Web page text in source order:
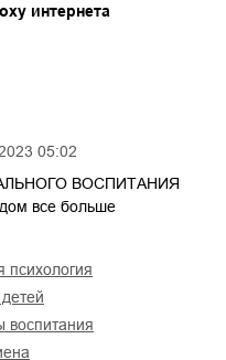
05:02
интернета
ВОСПИТАНИЯ
все больше
психология
детей
воспитания